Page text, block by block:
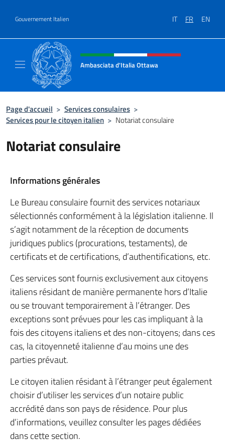
Gouvernement Italien IT FR EN
Site Web, social et en-tête de
Ambasciata d'Italia Ottawa
Page d'accueil > Services consulaires >
Services pour le citoyen italien > Notariat consulaire
Notariat consulaire
Informations générales
Le Bureau consulaire fournit des services notariaux
sélectionnés conformément à la législation italienne. Il
s’agit notamment de la réception de documents
juridiques publics (procurations, testaments), de
certificats et de certifications, d’authentifications, etc.
Ces services sont fournis exclusivement aux citoyens
italiens résidant de manière permanente hors d’Italie
ou se trouvant temporairement à l’étranger. Des
exceptions sont prévues pour les cas impliquant à la
fois des citoyens italiens et des non-citoyens; dans ces
cas, la citoyenneté italienne d’au moins une des
parties prévaut.
Le citoyen italien résidant à l’étranger peut également
choisir d’utiliser les services d’un notaire public
accrédité dans son pays de résidence. Pour plus
d’informations, veuillez consulter les pages dédiées
dans cette section.